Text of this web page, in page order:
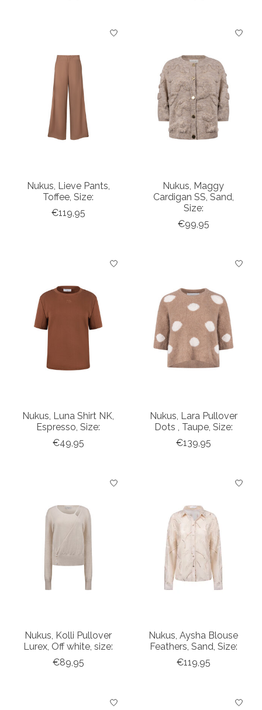
Nukus, Lieve Pants,
Toffee, Size:
€119,95
Nukus, Maggy
Cardigan SS, Sand,
Size:
€99,95
Nukus, Luna Shirt NK,
Espresso, Size:
€49,95
Nukus, Lara Pullover
Dots , Taupe, Size:
€139,95
Nukus, Kolli Pullover
Lurex, Off white, size:
€89,95
Nukus, Aysha Blouse
Feathers, Sand, Size:
€119,95